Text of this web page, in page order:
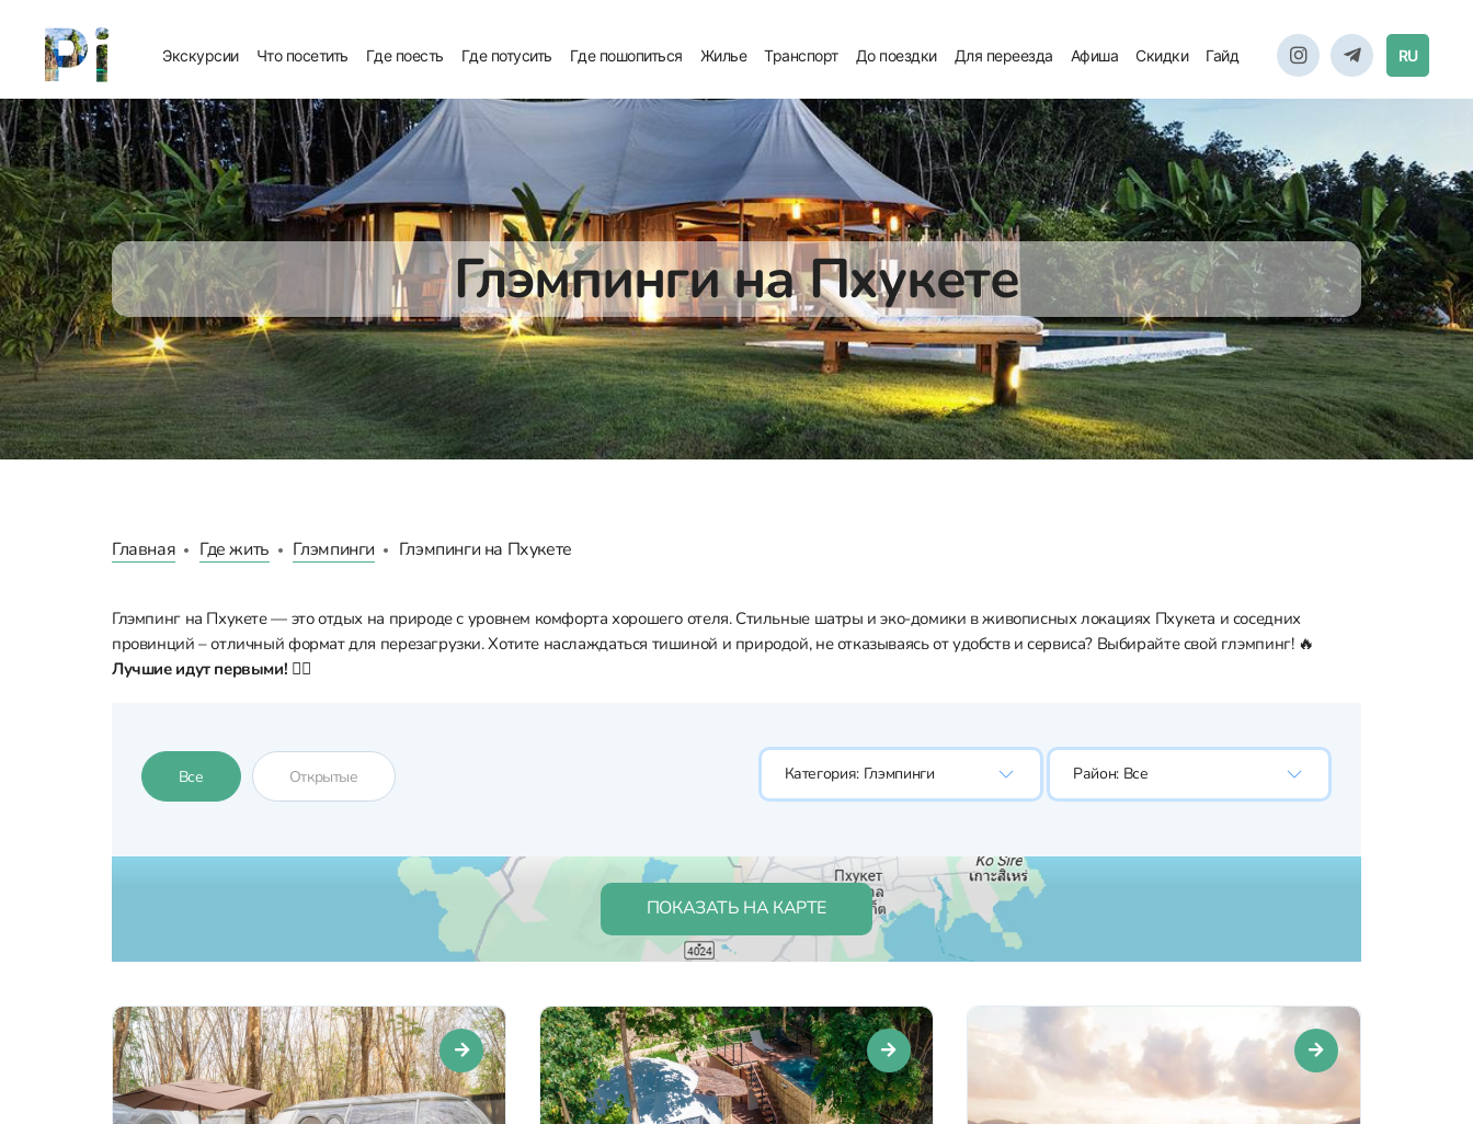
Экскурсии Что посетить Где поесть Где потусить Где пошопиться Жилье Транспорт До поездки Для переезда Афиша Скидки Гайд RU
Глэмпинги на Пхукете
Главная Где жить Глэмпинги Глэмпинги на Пхукете
Глэмпинг на Пхукете — это отдых на природе с уровнем комфорта хорошего отеля. Стильные шатры и эко-домики в живописных локациях Пхукета и соседних
провинций – отличный формат для перезагрузки. Хотите наслаждаться тишиной и природой, не отказываясь от удобств и сервиса? Выбирайте свой глэмпинг! 🔥
Лучшие идут первыми! 👇🏼
Все Открытые Категория: Глэмпинги Район: Все
ПОКАЗАТЬ НА КАРТЕ